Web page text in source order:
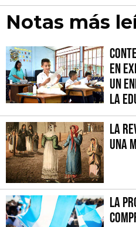
Notas más
en
Un
la
La
una
La